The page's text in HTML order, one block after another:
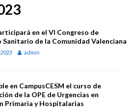
en el VI Congreso de
Sanitario de la Comunidad Valenciana
admin
en CampusCESM el curso de
de la OPE de Urgencias en
Primaria y Hospitalarias